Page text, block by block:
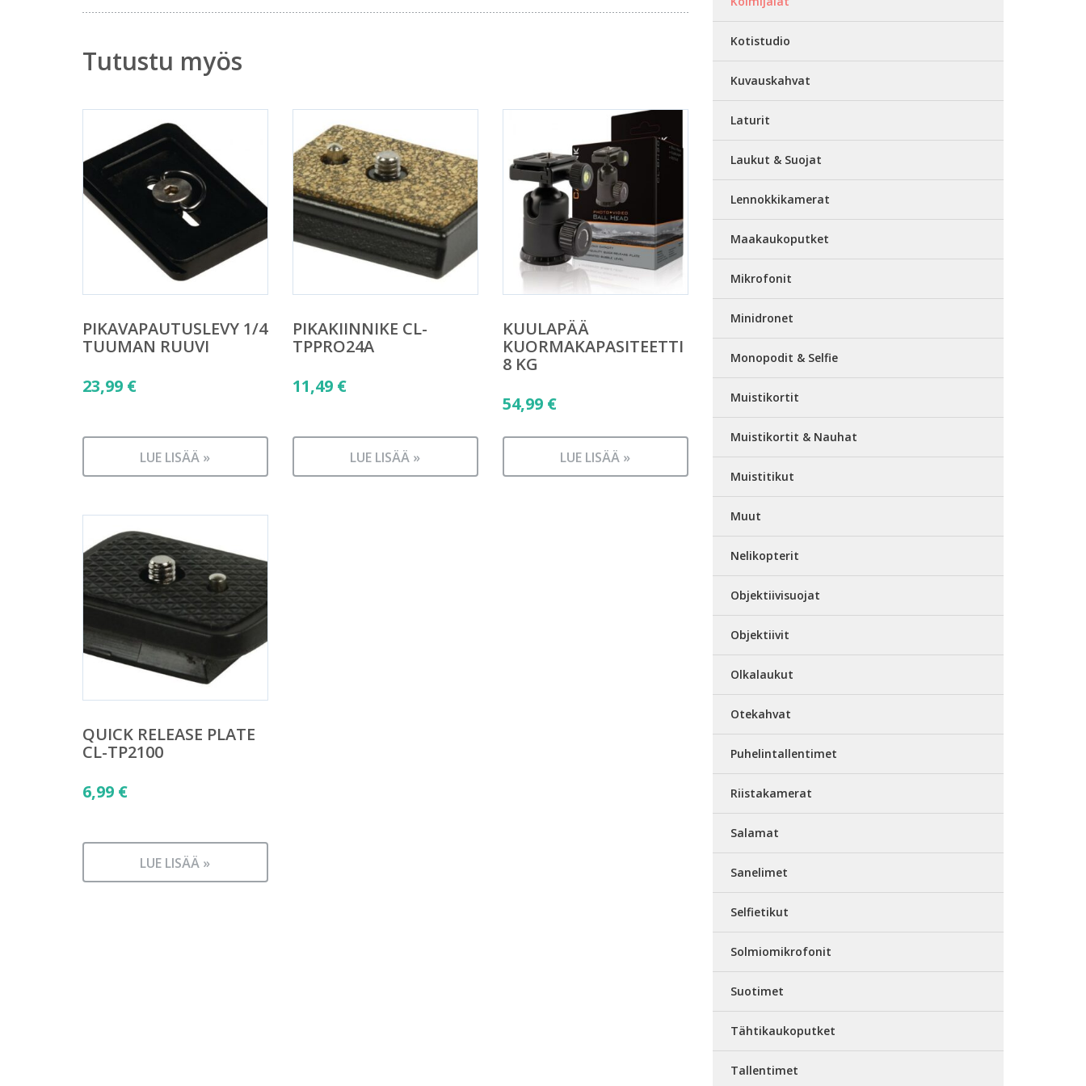
Tutustu myös
PIKAVAPAUTUSLEVY 1/4
TUUMAN RUUVI
23,99 €
LUE LISÄÄ »
PIKAKIINNIKE CL-
TPPRO24A
11,49 €
LUE LISÄÄ »
KUULAPÄÄ
KUORMAKAPASITEETTI
8 KG
54,99 €
LUE LISÄÄ »
QUICK RELEASE PLATE
CL-TP2100
6,99 €
LUE LISÄÄ »
Kotistudio
Kuvauskahvat
Laturit
Laukut & Suojat
Lennokkikamerat
Maakaukoputket
Mikrofonit
Minidronet
Monopodit & Selfie
Muistikortit
Muistikortit & Nauhat
Muistitikut
Muut
Nelikopterit
Objektiivisuojat
Objektiivit
Olkalaukut
Otekahvat
Puhelintallentimet
Riistakamerat
Salamat
Sanelimet
Selfietikut
Solmiomikrofonit
Suotimet
Tähtikaukoputket
Tallentimet